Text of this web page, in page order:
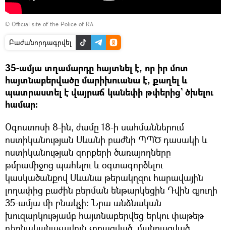
© Official site of the Police of RA
Բաժանորդագրվել
35-ամյա տղամարդը հայտնել է, որ իր մոտ
հայտնաբերվածը մարիխուանա է, քաղել և
պատրաստել է վայրաճ կանեփի թփերից` ծխելու
համար:
Օգոստոսի 8-ին, ժամը 18-ի սահմաններում
ոստիկանության Սևանի բաժնի ՊՊԾ դասակի և
ոստիկանության զորքերի ծառայողները
թմրամիջոց պահելու և օգտագործելու
կասկածանքով Սևանա թերակղզու հարավային
լողափից բաժին բերման ենթարկեցին Դվին գյուղի
35-ամյա մի բնակչի: Նրա անձնական
խուզարկությամբ հայտնաբերվեց երկու փաթեթ